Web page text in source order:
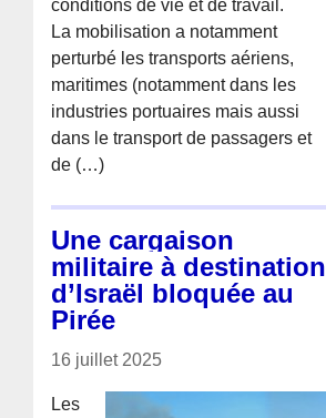
conditions de vie et de travail.
La mobilisation a notamment
perturbé les transports aériens,
maritimes (notamment dans les
industries portuaires mais aussi
dans le transport de passagers et
de (…)
Une cargaison
militaire à destination
d’Israël bloquée au
Pirée
16 juillet 2025
Les